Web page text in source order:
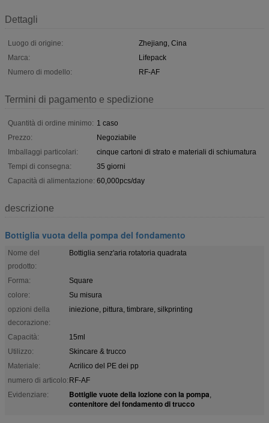
Dettagli
Luogo di origine:
Zhejiang, Cina
Marca:
Lifepack
Numero di modello:
RF-AF
Termini di pagamento e spedizione
Quantità di ordine minimo: 1 caso
Prezzo:
Negoziabile
Imballaggi particolari:
cinque cartoni di strato e materiali di schiumatura
Tempi di consegna:
35 giorni
Capacità di alimentazione: 60,000pcs/day
descrizione
Bottiglia vuota della pompa del fondamento
Nome del
prodotto:
Bottiglia senz'aria rotatoria quadrata
Forma:
Square
colore:
Su misura
opzioni della
decorazione:
iniezione, pittura, timbrare, silkprinting
Capacità:
15ml
Utilizzo:
Skincare & trucco
Materiale:
Acrilico del PE dei pp
numero di articolo: RF-AF
Evidenziare:
Bottiglie vuote della lozione con la pompa,
contenitore del fondamento di trucco